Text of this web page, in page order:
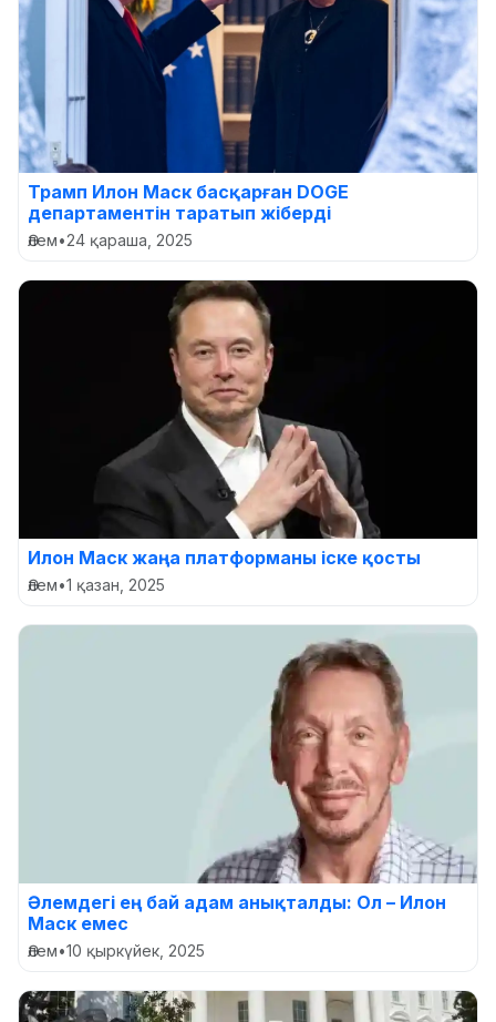
Трамп Илон Маск басқарған DOGE
департаментін таратып жіберді
Әлем•24 қараша, 2025
Илон Маск жаңа платформаны іске қосты
Әлем•1 қазан, 2025
Әлемдегі ең бай адам анықталды: Ол – Илон
Маск емес
Әлем•10 қыркүйек, 2025